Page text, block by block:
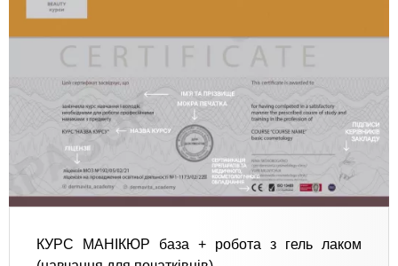
КУРС МАНІКЮР база + робота з гель лаком